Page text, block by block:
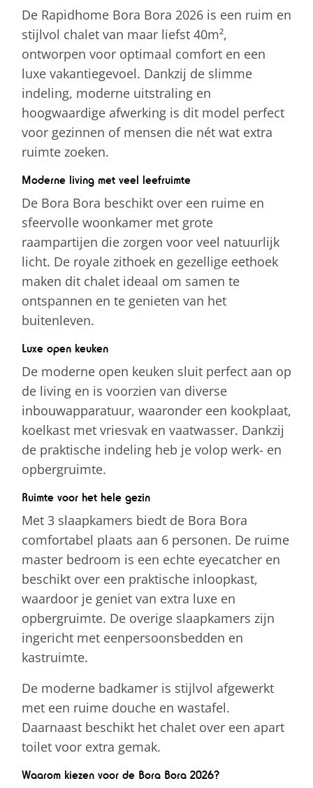
De Rapidhome Bora Bora 2026 is een ruim en
stijlvol chalet van maar liefst 40m²,
ontworpen voor optimaal comfort en een
luxe vakantiegevoel. Dankzij de slimme
indeling, moderne uitstraling en
hoogwaardige afwerking is dit model perfect
voor gezinnen of mensen die nét wat extra
ruimte zoeken.
Moderne living met veel leefruimte
De Bora Bora beschikt over een ruime en
sfeervolle woonkamer met grote
raampartijen die zorgen voor veel natuurlijk
licht. De royale zithoek en gezellige eethoek
maken dit chalet ideaal om samen te
ontspannen en te genieten van het
buitenleven.
Luxe open keuken
De moderne open keuken sluit perfect aan op
de living en is voorzien van diverse
inbouwapparatuur, waaronder een kookplaat,
koelkast met vriesvak en vaatwasser. Dankzij
de praktische indeling heb je volop werk- en
opbergruimte.
Ruimte voor het hele gezin
Met 3 slaapkamers biedt de Bora Bora
comfortabel plaats aan 6 personen. De ruime
master bedroom is een echte eyecatcher en
beschikt over een praktische inloopkast,
waardoor je geniet van extra luxe en
opbergruimte. De overige slaapkamers zijn
ingericht met eenpersoonsbedden en
kastruimte.
De moderne badkamer is stijlvol afgewerkt
met een ruime douche en wastafel.
Daarnaast beschikt het chalet over een apart
toilet voor extra gemak.
Waarom kiezen voor de Bora Bora 2026?